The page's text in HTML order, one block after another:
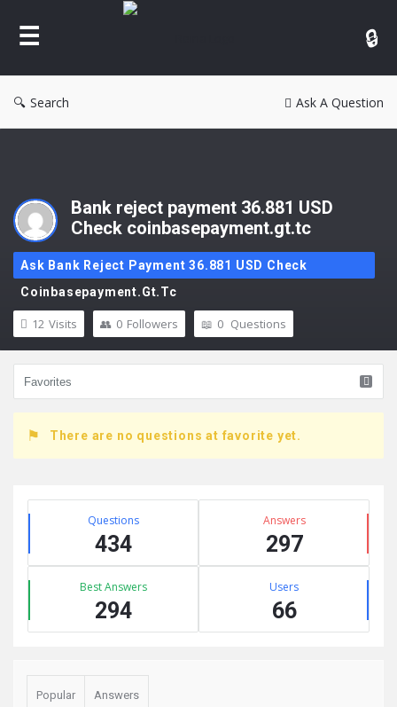
Reina
Search Ask A Question
Bank reject payment 36.881 USD
Check coinbasepayment.gt.tc
Ask Bank Reject Payment 36.881 USD Check
Coinbasepayment.gt.tc
12 Visits 0 Followers 0 Questions
There are no questions at favorite yet.
Sidebar
Stats Questions
434
Answers
297
Best Answers
294
Users
66
Popular Answers